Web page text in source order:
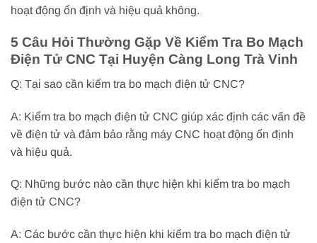
hoạt động ổn định và hiệu quả không.
5 Câu Hỏi Thường Gặp Về Kiểm Tra Bo Mạch
Điện Tử CNC Tại Huyện Càng Long Trà Vinh
Q: Tại sao cần kiểm tra bo mạch điện tử CNC?
A: Kiểm tra bo mạch điện tử CNC giúp xác định các vấn đề
về điện tử và đảm bảo rằng máy CNC hoạt động ổn định
và hiệu quả.
Q: Những bước nào cần thực hiện khi kiểm tra bo mạch
điện tử CNC?
A: Các bước cần thực hiện khi kiểm tra bo mạch điện tử